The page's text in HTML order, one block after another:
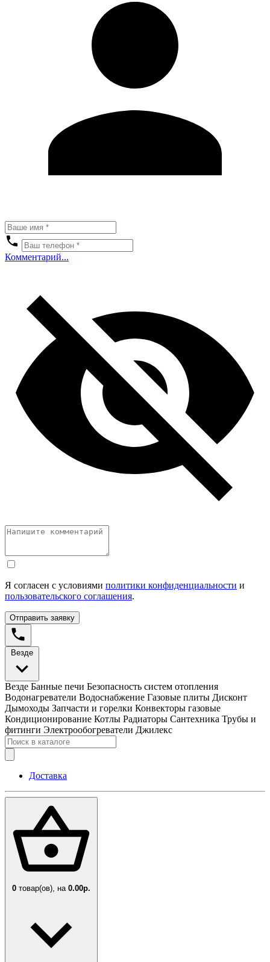
Комментарий...
Я согласен с условиями политики конфиденциальности и
пользовательского соглашения.
Отправить заявку
Везде
Везде Банные печи Безопасность систем отопления
Водонагреватели Водоснабжение Газовые плиты Дисконт
Дымоходы Запчасти и горелки Конвекторы газовые
Кондиционирование Котлы Радиаторы Сантехника Трубы и
фитинги Электрообогреватели Джилекс
Доставка
0 товар(ов), на 0.00р.